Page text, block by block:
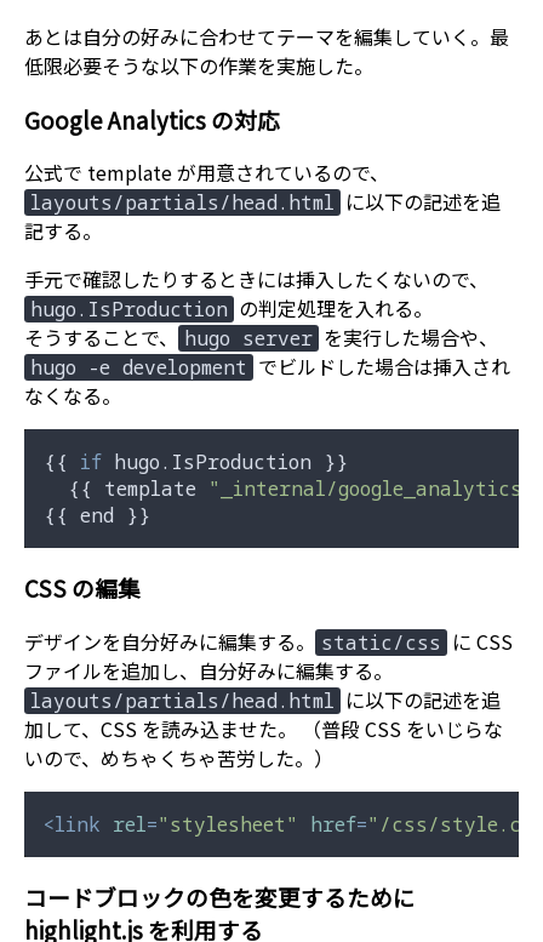
あとは自分の好みに合わせてテーマを編集していく。最
低限必要そうな以下の作業を実施した。
Google Analytics の対応
公式で template が用意されているので、
layouts/partials/head.html に以下の記述を追
記する。
手元で確認したりするときには挿入したくないので、
hugo.IsProduction の判定処理を入れる。
そうすることで、
hugo server を実行した場合や、
hugo -e development でビルドした場合は挿入され
なくなる。
{{ if hugo.IsProduction }}
  {{ template
"_internal/
CSS の編集
デザインを自分好みに編集する。 static/css に CSS
ファイルを追加し、自分好みに編集する。
layouts/partials/head.html に以下の記述を追
加して、CSS を読み込ませた。 （普段 CSS をいじらな
いので、めちゃくちゃ苦労した。）
<link rel="stylesheet" href="/css/
コードブロックの色を変更するために
highlight.js を利用する